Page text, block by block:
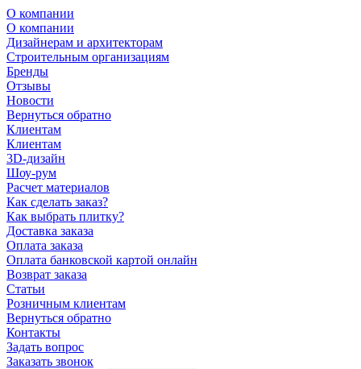
О компании
О компании
Дизайнерам и архитекторам
Строительным организациям
Бренды
Отзывы
Новости
Вернуться обратно
Клиентам
Клиентам
3D-дизайн
Шоу-рум
Расчет материалов
Как сделать заказ?
Как выбрать плитку?
Доставка заказа
Оплата заказа
Оплата банковской картой онлайн
Возврат заказа
Статьи
Розничным клиентам
Вернуться обратно
Контакты
Задать вопрос
Заказать звонок